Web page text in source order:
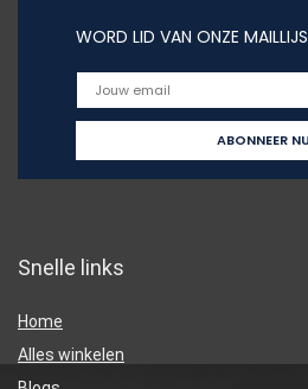
WORD LID VAN ONZE
Snelle links
Home
Alles winkelen